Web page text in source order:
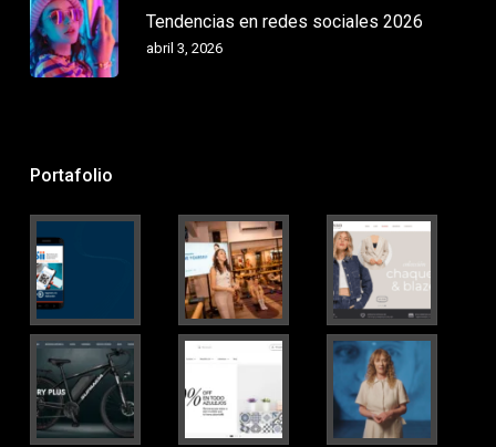
Tendencias en redes sociales 2026
abril 3, 2026
Portafolio